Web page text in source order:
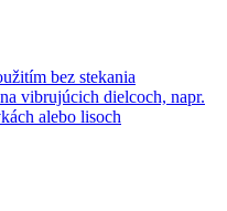
bez stekania
vibrujúcich dielcoch, napr.
alebo lisoch